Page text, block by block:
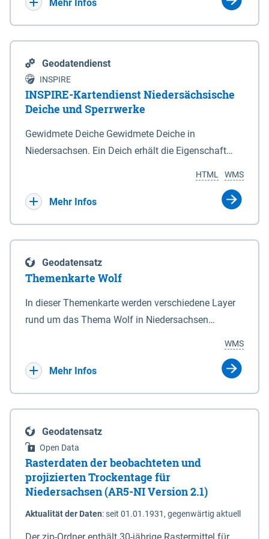
Mehr Infos
Geodatendienst
INSPIRE
INSPIRE-Kartendienst Niedersächsische
Deiche und Sperrwerke
Gewidmete Deiche Gewidmete Deiche in
Niedersachsen. Ein Deich erhält die Eigenschaft
Deichbehörde durch Verordnung ausspricht. Für
enthalten. Sperrwerke Sperrwerke sind Bauwerke
mit Sperrvorrichtungen in Tidegewässern, die dem
Schutz eines Gebietes vor erhöhten Tiden, vor allem
vor Sturmfluten, zu dienen bestimmt sind (§2 Abs.3
Eigenschaft eines Sperrwerkes durch Widmung, die
die Deichbehörde durch Verordnung ausspricht.
WMS
HTML
Mehr Infos
Geodatensatz
Themenkarte Wolf
In dieser Themenkarte werden verschiedene Layer
rund um das Thema Wolf in Niedersachsen
sowie Status der bestehenden Wolfsterritorien im
laufenden Monitoringjahr.
WMS
Mehr Infos
Geodatensatz
Open Data
Rasterdaten der beobachteten und
projizierten Trockentage für
Niedersachsen (AR5-NI Version 2.1)
Aktualität der Daten:seit 01.01.1931, gegenwärtig aktuell